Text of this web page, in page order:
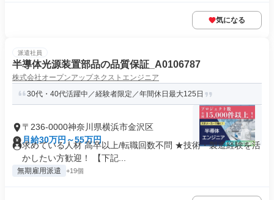
気になる
派遣社員
半導体光源装置部品の品質保証_A0106787
株式会社オープンアップネクストエンジニア
30代・40代活躍中／経験者限定／年間休日最大125日
〒236-0000神奈川県横浜市金沢区
月給30万円～55万円
求めている人材 高卒以上/転職回数不問 ★技術・製造経験を活
かしたい方歓迎！ 【下記...
無期雇用派遣 +19個